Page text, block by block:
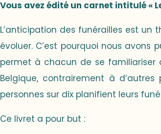
Vous avez édité un carnet intitulé «
L’anticipation des funérailles est un
évoluer. C’est pourquoi nous avons
permet à chacun de se
Belgique, contrairement à
personnes sur dix planifient leurs
Ce livret a pour but :